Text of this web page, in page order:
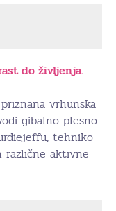
do življenja.
vrhunska
gibalno-plesno
tehniko
različne aktivne